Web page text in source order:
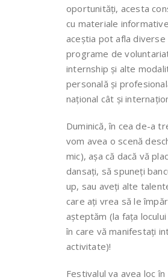
oportunități, acesta
cu materiale
aceștia pot afla diverse
programe de
internship și alte
personală și
național cât și
Duminică, în cea de-a
vom avea o scenă
mic), așa că dacă vă
dansați, să spuneți
up, sau aveți alte
care ați vrea să le
așteptăm (la fața
în care vă manifestați
activitate)!
Festivalul va avea loc în